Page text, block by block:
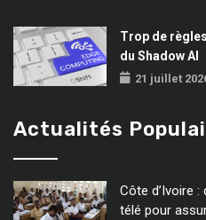
Trop de
du Shadow AI
21 juillet
Actualités
Côte d’Ivoire
télé pour